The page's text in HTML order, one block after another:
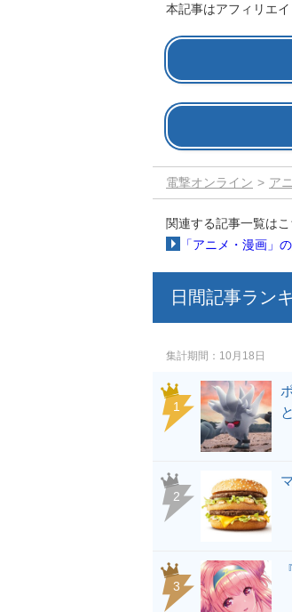
本記事はアフィリエ
電撃オンライン ア
関連する記事一覧はこ
「アニメ・漫画」
日間記事ラン
集計期間 10月18日